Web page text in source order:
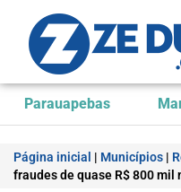
Parauapebas
Página inicial | Municípios |
fraudes de quase R$ 800 mil